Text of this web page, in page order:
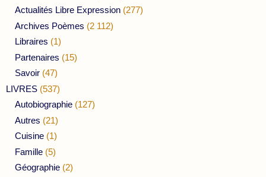
Actualités Libre Expression (277)
Archives Poèmes (2 112)
Libraires (1)
Partenaires (15)
Savoir (47)
LIVRES (537)
Autobiographie (127)
Autres (21)
Cuisine (1)
Famille (5)
Géographie (2)